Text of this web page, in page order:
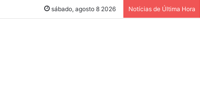
sábado, agosto 8 2026 Notícias de Última Hora